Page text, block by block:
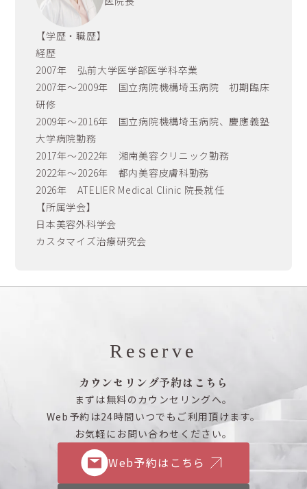
【学歴・職歴】
経歴
2007年 弘前大学医学部医学科卒業
2007年～2009年 国立病院機構埼玉病院 初期臨床
研修
2009年～2016年 国立病院機構埼玉病院、慶應義塾
大学病院勤務
2017年～2022年 湘南美容クリニック勤務
2022年～2026年 都内美容皮膚科勤務
2026年 ATELIER Medical Clinic 院長就任
【所属学会】
日本美容外科学会
カスタマイズ治療研究会
Reserve
カウンセリング予約はこちら
まずは無料のカウンセリングへ。
Web予約は24時間いつでもご利用頂けます。
お気軽にお問い合わせください。
Web予約はこちら